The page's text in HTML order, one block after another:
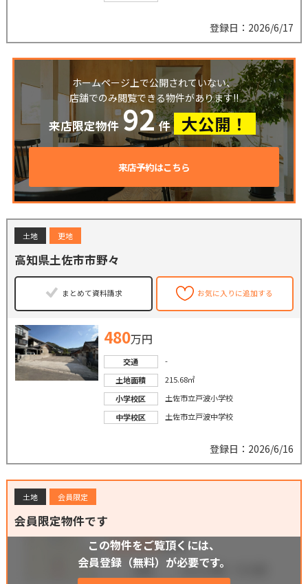
登録日：2026/6/17
ホームページ上で公開されていない、
店舗でのみ閲覧できる物件があります!!
来店限定物件 92 件 大公開！
来店予約はこちら
土地 更地
高知県土佐市市野々
まとめて資料請求 お気に入りに追加する
480万円
交通
-
土地面積
215.68㎡
小学校区
土佐市立戸波小学校
中学校区
土佐市立戸波中学校
登録日：2026/6/16
土地 会員限定
会員限定物件です
この物件をご覧頂くには、
会員登録（無料）が必要です。